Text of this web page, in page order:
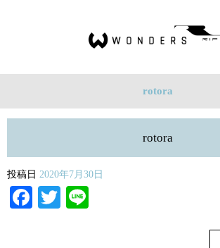
rotora
rotora
投稿日 2020年7月30日
Facebook
Twitter